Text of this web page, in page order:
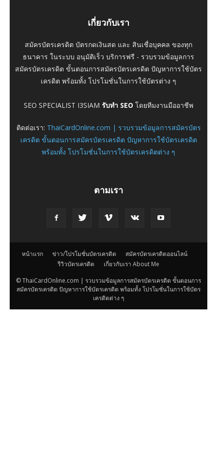
เกี่ยวกับเรา
สมัครบัตรเครดิต บัตรกดเงินสด และ สินเชื่อบุคคล ของทุก
ธนาคาร ในระบบ อนุมัติเร็ว บริการฟรี - รวบรวมข้อมูลการ
สมัครบัตรเครดิต ขั้นตอนการสมัครบัตรเครดิต ปัญหาการใช้บัตร
เครดิต พร้อมทั้ง โปรโมชั่นในการใช้บัตรต่าง ๆ
SEO SPECIALIST I3SIAM รับทำ SEO โดยทีมงานมืออาชีพ
ติดต่อเรา: ThaiCardOnline.com | รวบรวมข้อมูลการสมัครบัตร
เครดิต ขั้นตอนการสมัครบัตรเครดิต ปัญหาการใช้บัตรเครดิต
พร้อมทั้ง โปรโมชั่นในการใช้บัตรเครดิตต่าง ๆ
ตามเรา
หน้าแรก ข่าว/โปรโมชั่นบัตรเครดิต
สมัครบัตรเครดิตออนไลน์
รีวิวบัตรเครดิต
เกี่ยวกับเรา About Me
© ThaiCardOnline.com | รวบรวมข้อมูลการสมัครบัตรเครดิต ขั้นตอนการ
สมัครบัตรเครดิต ปัญหาการใช้บัตรเครดิต พร้อมทั้ง โปรโมชั่นในการใช้บัตร
เครดิตต่าง ๆ